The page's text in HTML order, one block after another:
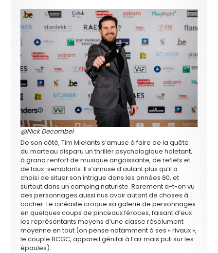
@Nick Decombel
De son côté, TimMielants s’amuse à faire de la quête
du marteau disparu un thriller psychologique haletant,
à grand renfort de musique angoissante, de reflets et
de faux-semblants. Il s’amuse d’autant plus qu’il a
choisi de situer son intrigue dans les années 80, et
surtout dans un camping naturiste. Rarement a-t-on vu
des personnages aussi nus avoir autant de choses à
cacher. Le cinéaste croque sa galerie de personnages
en quelques coups de pinceaux féroces, faisant d’eux
les représentants moyens d’une classe résolument
moyenne en tout (on pense notamment à ses « rivaux »,
le couple BCGC, appareil génital à l’air mais pull sur les
épaules).